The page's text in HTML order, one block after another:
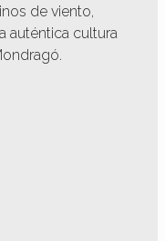
de viento,
auténtica cultura